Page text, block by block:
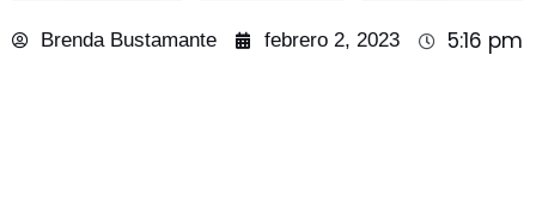
Brenda Bustamante febrero 2, 2023 5:16 pm